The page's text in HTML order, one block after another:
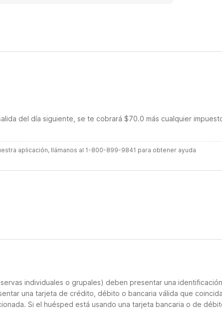
del día siguiente, se te cobrará $70.0 más cualquier
aplicación, llámanos al 1-800-899-9841 para obtener ayuda
individuales o grupales) deben presentar una identificación
una tarjeta de crédito, débito o bancaria válida que
Si el huésped está usando una tarjeta bancaria o de